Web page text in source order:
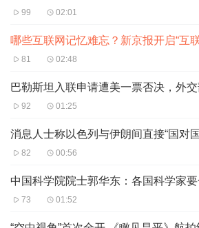
这三十年，中国互联网从无到有，从
中国互联网发展史上具有标志意义的物
技术、商业模式和创新透视其未来将走
物件和品牌的价值不只在商业，它更
们生活与情感的长久记忆。值此互联网
贝壳财经拟策划大型专题“互联网半甲
如果你还记得第一次用什么物件上网
99 02:01
81 02:48
巴勒斯坦入联申请遭美一票否决，外
92 01:25
消息人士称以色列与伊朗间直接“国对
82 00:56
73 01:52